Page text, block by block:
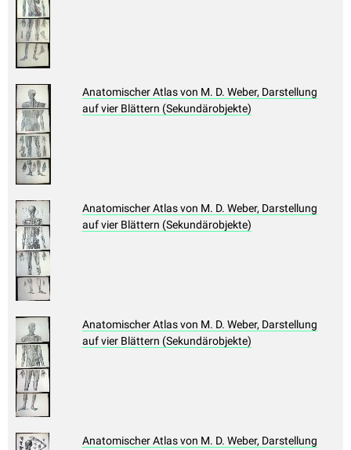
Anatomischer Atlas von M. D. Weber, Darstellung
auf vier Blättern (Sekundärobjekte)
Anatomischer Atlas von M. D. Weber, Darstellung
auf vier Blättern (Sekundärobjekte)
Anatomischer Atlas von M. D. Weber, Darstellung
auf vier Blättern (Sekundärobjekte)
Anatomischer Atlas von M. D. Weber, Darstellung